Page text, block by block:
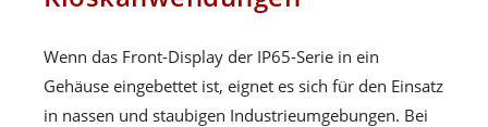
Wenn das Front-Display der IP65-Serie in ein
Gehäuse eingebettet ist, eignet es sich für den Einsatz
in nassen und staubigen Industrieumgebungen. Bei